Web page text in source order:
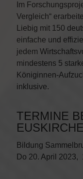
Im
Vergleich“
Liebig mit 150
einfache und
jedem
mindestens 5
Königinnen-
inklusive.
TERMINE
Bildung
Do 20. April